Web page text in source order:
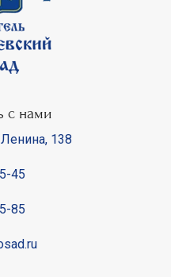
с нами
138
45
85